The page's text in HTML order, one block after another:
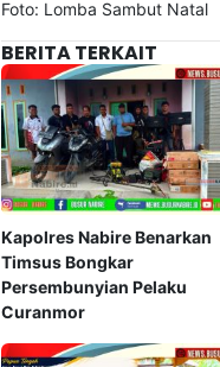
Foto: Lomba Sambut Natal
BERITA TERKAIT
Kapolres Nabire Benarkan
Timsus Bongkar
Persembunyian Pelaku
Curanmor